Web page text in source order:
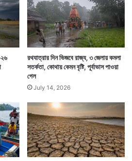
Department Weather
রথযাত্রার দিন ভিজবে রাজ্য, ৩ জেলায় কমলা
সতর্কতা, কোথায় কেমন বৃষ্টি, পূর্বাভাস পাওয়া
গেল
July 14, 2026